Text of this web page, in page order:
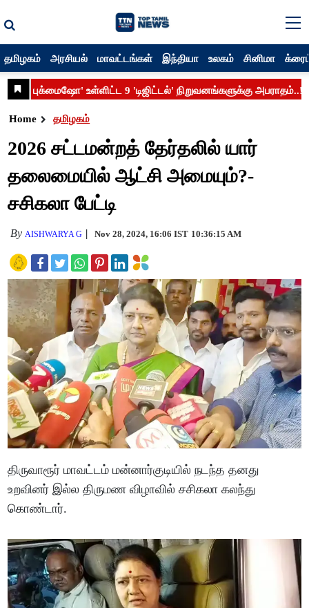
தமிழகம் அரசியல் மாவட்டங்கள் இந்தியா உலகம் சினிமா
Home தமிழகம்
2026 சட்டமன்றத் தேர்தலில் யார்
தலைமையில் ஆட்சி அமையும்?-
சசிகலா பேட்டி
By AISHWARYA G Nov 28, 2024, 16:06 IST 10:36:15 AM
திருவாரூர் மாவட்டம் மன்னார்குடியில் நடந்த தனது
உறவினர் இல்ல திருமண விழாவில் சசிகலா கலந்து
கொண்டார்.